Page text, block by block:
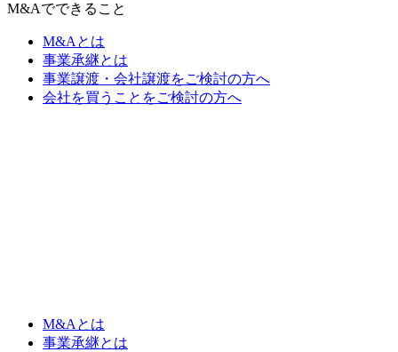
M&Aでできること
M&Aとは
事業承継とは
事業譲渡・会社譲渡をご検討の方へ
会社を買うことをご検討の方へ
M&Aとは
事業承継とは